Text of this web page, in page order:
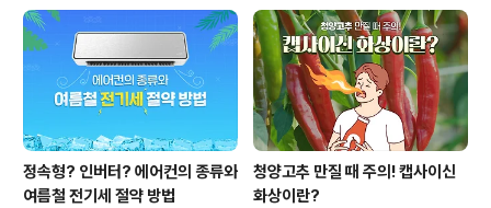
활성탄은 표면적이 매우 넓어 작은 입자나 분자를 붙잡아
두는 흡착(吸着) 능력이 뛰어난 것이 특징입니다.흔히 냄
새 제거용 숯으로 많이 알려져 있지만, 사실 활성탄은 공기
정화, 수질 정화, 의료용 해독제 등 다..
정속형? 인버터? 에어컨의 종류와
여름철 전기세 절약 방법
청양고추 만질 때 주의! 캡사이신
화상이란?